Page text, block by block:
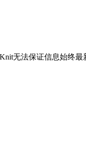
无法保证信息始终